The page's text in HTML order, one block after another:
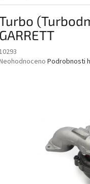
GARRETT
Podrobnosti